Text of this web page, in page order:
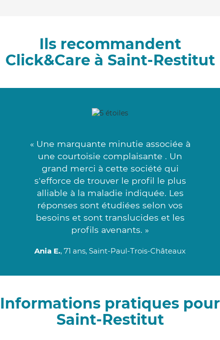
Ils recommandent
Click&Care à Saint-Restitut
« Une marquante minutie associée à
une courtoisie complaisante . Un
grand merci à cette société qui
s'efforce de trouver le profil le plus
alliable à la maladie indiquée. Les
réponses sont étudiées selon vos
besoins et sont translucides et les
profils avenants. »
Ania E., 71 ans, Saint-Paul-Trois-Châteaux
Informations pratiques pour
Saint-Restitut